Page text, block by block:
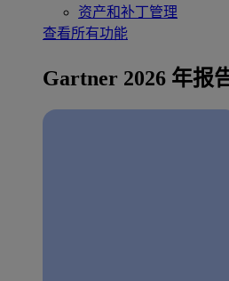
资产和补丁管理
查看所有功能
Gartner 2026 年报